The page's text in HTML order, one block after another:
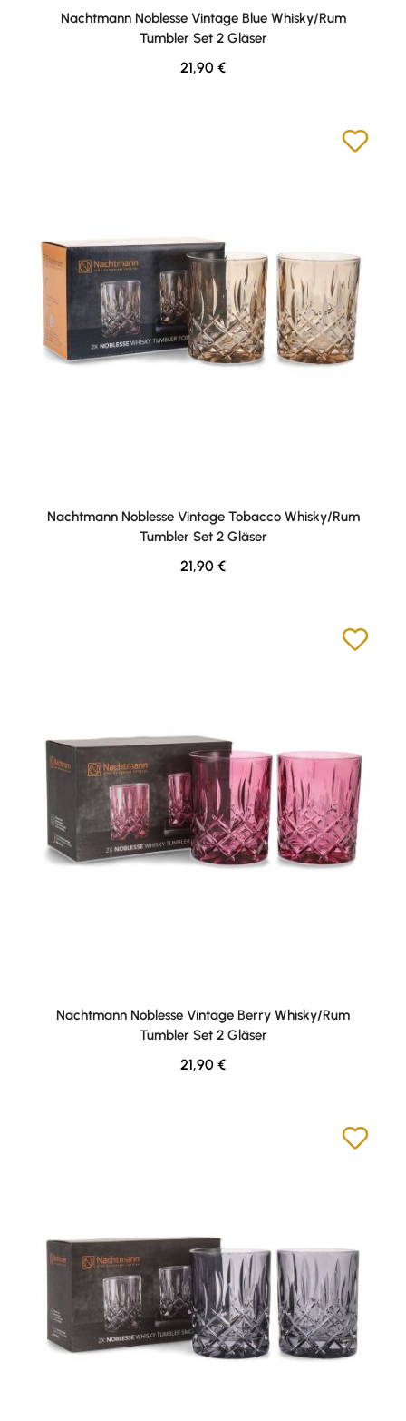
Nachtmann Noblesse Vintage Blue Whisky/Rum
Tumbler Set 2 Gläser
Regulärer Preis:
21,90 €
Nachtmann Noblesse Vintage Tobacco Whisky/Rum
Tumbler Set 2 Gläser
Regulärer Preis:
21,90 €
Nachtmann Noblesse Vintage Berry Whisky/Rum
Tumbler Set 2 Gläser
Regulärer Preis:
21,90 €